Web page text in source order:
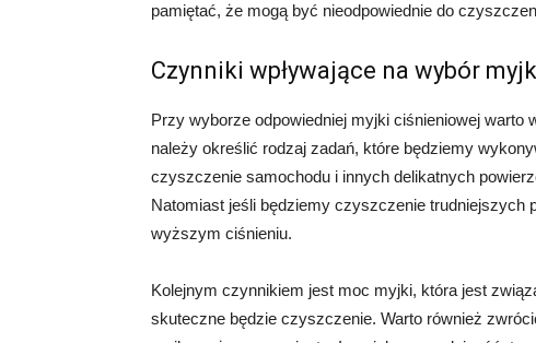
pamiętać, że mogą być nieodpowiednie do
Czynniki wpływające na wybór
Przy wyborze odpowiedniej myjki ciśnieniowej warto
należy określić rodzaj zadań, które będziemy
czyszczenie samochodu i innych delikatnych
Natomiast jeśli będziemy czyszczenie trudniejszych
wyższym ciśnieniu.
Kolejnym czynnikiem jest moc myjki, która jest
skuteczne będzie czyszczenie. Warto również